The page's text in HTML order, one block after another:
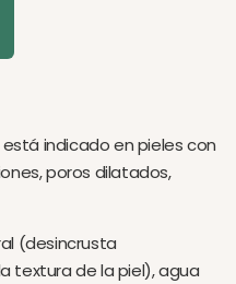
indicado en pieles con
poros dilatados,
(desincrusta
textura de la piel), agua